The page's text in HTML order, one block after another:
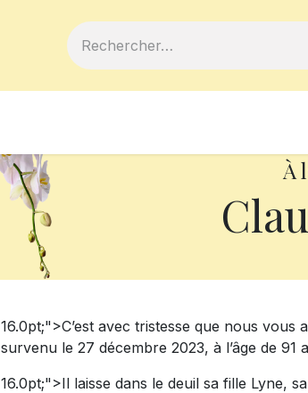
À
16.0pt;">C’est avec tristesse que nous
survenu le 27 décembre 2023, à l’âge de 91
16.0pt;">Il laisse dans le deuil sa fille Lyne,